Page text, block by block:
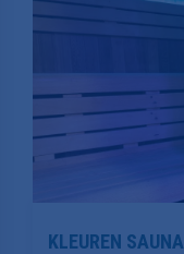
KLEUREN SAUNA